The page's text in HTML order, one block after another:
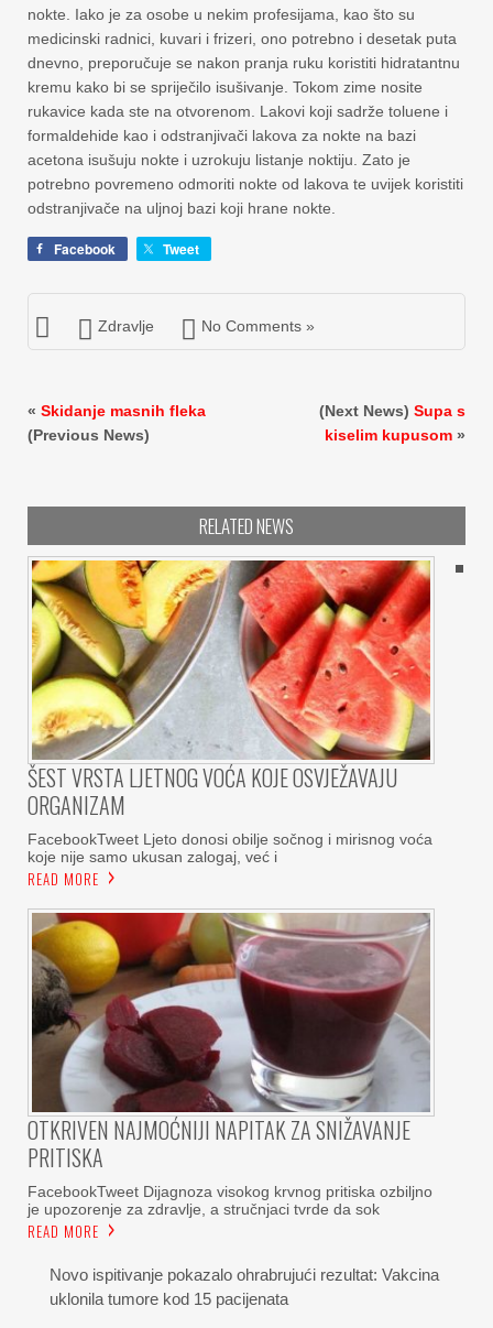
nokte. Iako je za osobe u nekim profesijama, kao što su
medicinski radnici, kuvari i frizeri, ono potrebno i desetak puta
dnevno, preporučuje se nakon pranja ruku koristiti hidratantnu
kremu kako bi se spriječilo isušivanje. Tokom zime nosite
rukavice kada ste na otvorenom. Lakovi koji sadrže toluene i
formaldehide kao i odstranjivači lakova za nokte na bazi
acetona isušuju nokte i uzrokuju listanje noktiju. Zato je
potrebno povremeno odmoriti nokte od lakova te uvijek koristiti
odstranjivače na uljnoj bazi koji hrane nokte.
Facebook Tweet
Zdravlje No Comments »
« Skidanje masnih fleka
(Previous News)
(Next News) Supa s
kiselim kupusom »
RELATED NEWS
ŠEST VRSTA LJETNOG VOĆA KOJE OSVJEŽAVAJU
ORGANIZAM
FacebookTweet Ljeto donosi obilje sočnog i mirisnog voća
koje nije samo ukusan zalogaj, već i
READ MORE
OTKRIVEN NAJMOĆNIJI NAPITAK ZA SNIŽAVANJE
PRITISKA
FacebookTweet Dijagnoza visokog krvnog pritiska ozbiljno
je upozorenje za zdravlje, a stručnjaci tvrde da sok
READ MORE
Novo ispitivanje pokazalo ohrabrujući rezultat: Vakcina
uklonila tumore kod 15 pacijenata